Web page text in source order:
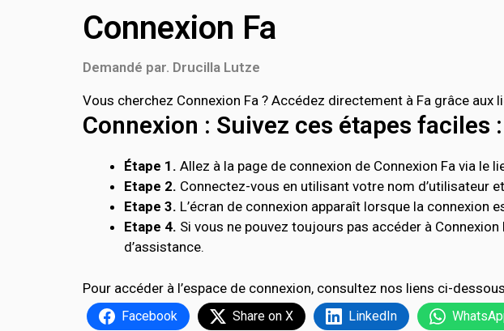
Connexion Fa
Demandé par. Drucilla Lutze
Vous cherchez Connexion Fa ? Accédez directement à Fa grâce aux
Connexion : Suivez ces étapes faciles :
Étape 1. Allez à la page de connexion de Connexion Fa via le
Etape 2. Connectez-vous en utilisant votre nom d’utilisateur
Etape 3. L’écran de connexion apparaît lorsque la connexion
Etape 4. Si vous ne pouvez toujours pas accéder à
d’assistance.
Pour accéder à l’espace de connexion, consultez nos liens ci-
Facebook Share on X LinkedIn